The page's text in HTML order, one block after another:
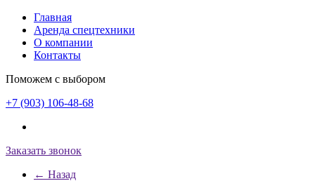
Главная
Аренда спецтехники
О компании
Контакты
Поможем с выбором
+7 (903) 106-48-68
Заказать звонок
← Назад